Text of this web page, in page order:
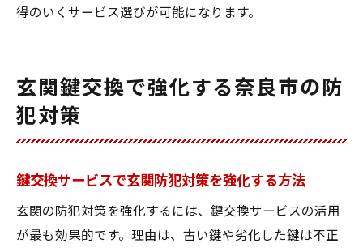
得のいくサービス選びが可能になります。
玄関鍵交換で強化する奈良市の防
犯対策
鍵交換サービスで玄関防犯対策を強化する方法
玄関の防犯対策を強化するには、鍵交換サービスの活用
が最も効果的です。理由は、古い鍵や劣化した鍵は不正